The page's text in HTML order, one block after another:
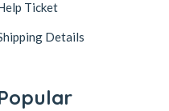
Ticket
Details